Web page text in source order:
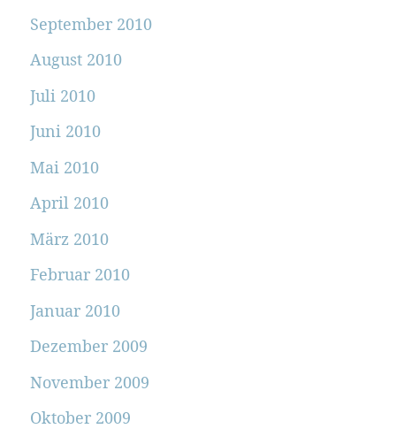
September 2010
August 2010
Juli 2010
Juni 2010
Mai 2010
April 2010
März 2010
Februar 2010
Januar 2010
Dezember 2009
November 2009
Oktober 2009